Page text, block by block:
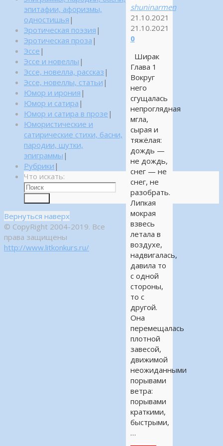
shuninarmen
21.10.2021
21.10.2021
0
Ширак
Глава 1
Вокруг
него
сгущалась
непроглядная
мгла,
сырая и
тяжёлая:
дождь —
не дождь,
снег — не
снег, не
разобрать.
Липкая
мокрая
взвесь
летала в
воздухе,
надвигалась,
давила то
с одной
стороны,
то с
другой.
Она
перемещалась
плотной
завесой,
движимой
неожиданными
порывами
ветра:
порывами
краткими,
быстрыми,
…
эпитафии, афоризмы,
одностишья |
Эротическая поэзия |
Эротическая проза |
Эссе |
Эссе и новеллы |
Эссе, новелла, рассказ |
Эссе, новеллы, статьи |
Юмор и ирония |
Юмор и сатира |
Юмор и сатира в прозе |
Юмористические и
сатирические стихи, басни,
пародии, шутки,
эпиграммы |
Рубрики |
Что искать:
Вернуться наверх
© CopyRight 2004-2019. Все
права защищены
http://www.litkonkurs.ru/